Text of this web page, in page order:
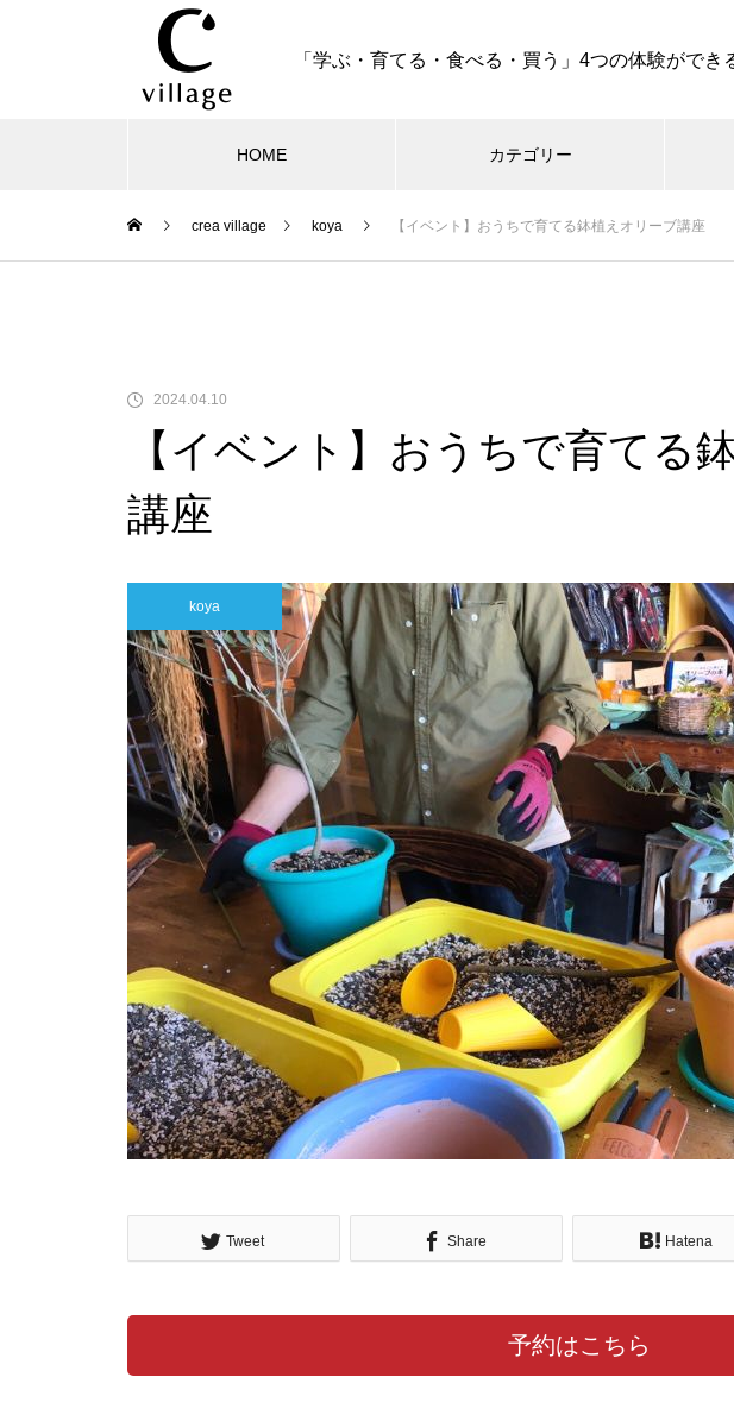
「学ぶ・育てる・食べる・買う」4つの体験がで
HOME カテゴリー
RESTAURANT OLINAS
GW営業スケジュールのお知ら
せ
【3/7(土)開催】オリーブの記憶
を宿した器と、一期一会のター
ブルドット
オリーブ園から始まる朝 -オリ
ジナルサラダと窯焼きピザづく
り-
crea village koya 【イベント】おうちで育てる鉢植えオリーブ講座
2024.04.10
【イベント】おうちで育てる
講座
koya
Tweet Share Hatena
予約はこちら